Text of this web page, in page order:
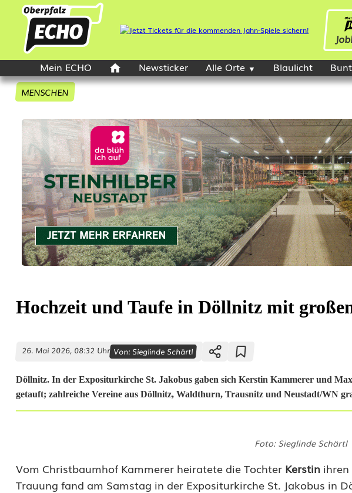
Mein ECHO Newsticker Alle Orte Blaulicht
MENSCHEN
Hochzeit und Taufe in Döllnitz mit
26. Mai 2026, 08:32 Uhr Von: Sieglinde Schärtl
Döllnitz. In der Expositurkirche St. Jakobus gaben sich Kerstin Kammerer und
getauft; zahlreiche Vereine aus Döllnitz, Waldthurn, Trausnitz und Neustadt/WN
c
Foto: Sieglinde Schärtl
Vom Christbaumhof Kammerer heiratete die Tochter Kerstin ihren
Trauung fand am Samstag in der Expositurkirche St. Jakobus in